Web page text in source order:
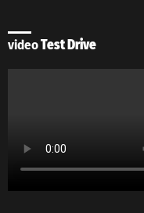
videoTest Drive